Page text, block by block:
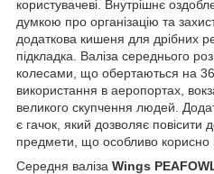
користувачеві. Внутрішнє
думкою про організацію та
додаткова кишеня для дрібних
підкладка. Валіза середнього
колесами, що обертаються на
використання в аеропортах,
великого скупчення людей.
є гачок, який дозволяє повісити
предмети, що особливо корисно
Середня валіза Wings